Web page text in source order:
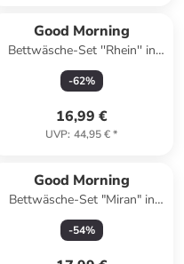
Good Morning
Bettwäsche-Set ''Rhein'' in
Blau/ Rosa
-62%
16,99 €
UVP: 44,95 €*
Good Morning
Bettwäsche-Set "Miran" in
Beige
-54%